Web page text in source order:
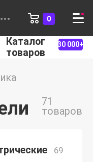
0
Каталог
товаров
30 000+
71
товаров
69